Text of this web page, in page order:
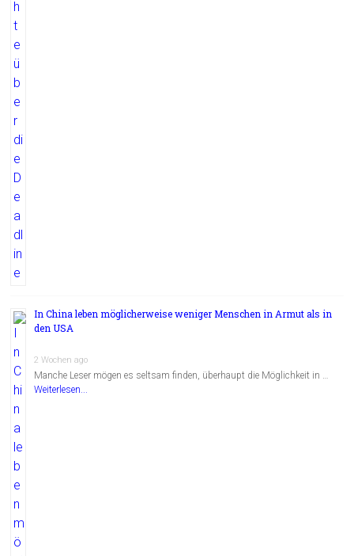
In China leben möglicherweise weniger Menschen in Armut als in
den USA
2 Wochen ago
Manche Leser mögen es seltsam finden, überhaupt die Möglichkeit in …
Weiterlesen...